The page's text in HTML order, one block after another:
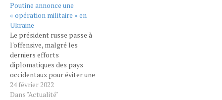
Ukraine, où elle mène
depuis fin février une vaste
offensive militaire, a affirmé
jeudi le président Vladimir
Poutine,…
Poutine annonce une
« opération militaire » en
Ukraine
Le président russe passe à
l'offensive, malgré les
derniers efforts
diplomatiques des pays
occidentaux pour éviter une
guerre. INTERNATIONAL -
Le président russe Vladimir
24 février 2022
Dans "Actualité"